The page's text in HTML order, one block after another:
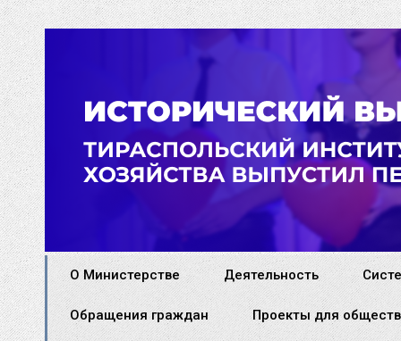
О Министерстве Деятельность
Обращения граждан Проекты для